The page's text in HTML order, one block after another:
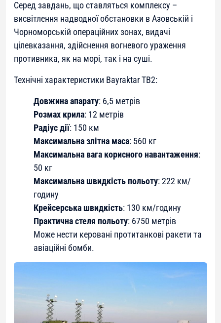
Серед завдань, що ставляться комплексу –
висвітлення надводної обстановки в Азовській і
Чорноморській операційних зонах, видачі
цілевказання, здійснення вогневого ураження
противника, як на морі, так і на суші.
Технічні характеристики Bayraktar TB2:
Довжина апарату: 6,5 метрів
Розмах крила: 12 метрів
Радіус дії: 150 км
Максимальна злітна маса: 560 кг
Максимальна вага корисного навантаження:
50 кг
Максимальна швидкість польоту: 222 км/
годину
Крейсерська швидкість: 130 км/годину
Практична стеля польоту: 6750 метрів
Може нести керовані протитанкові ракети та
авіаційні бомби.